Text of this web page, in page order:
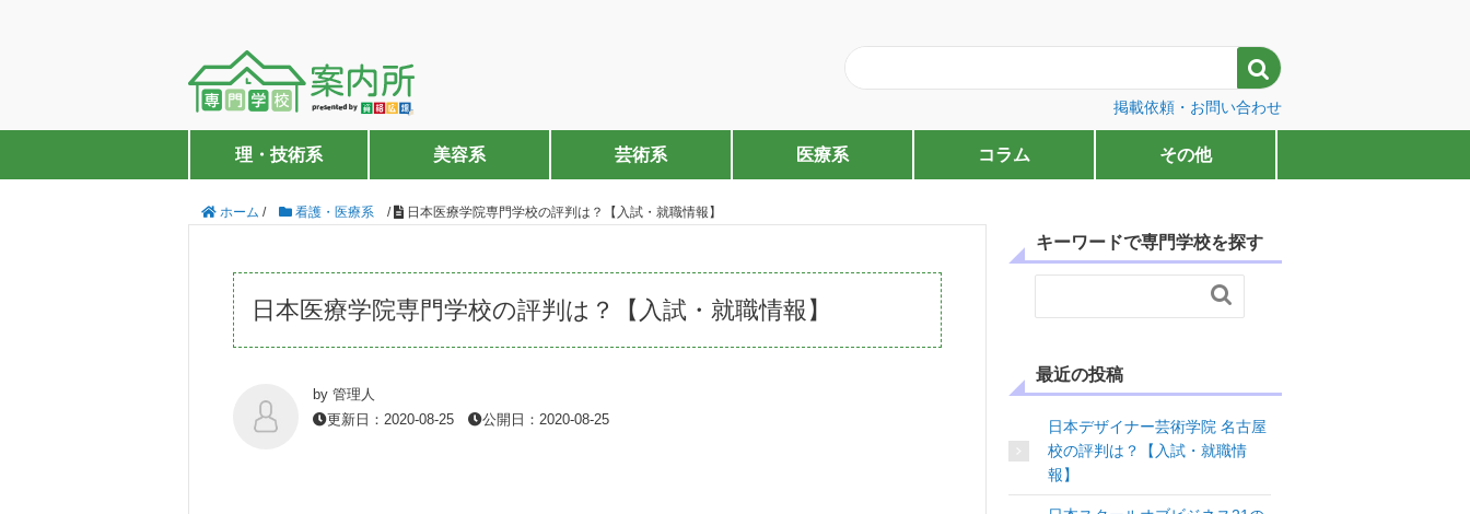

掲載依頼・お問い合わせ
理・技術系 美容系 芸術系 医療系 コラム その他
ホーム / 看護・医療系 / 日本医療学院専門学校の評判は？【入試・就職情報】
日本医療学院専門学校の評判は？【入試・就職情報】
by 管理人
更新日：2020-08-25
公開日：2020-08-25
キーワードで専門学校を探す

最近の投稿
日本デザイナー芸術学院 名古屋
校の評判は？【入試・就職情
報】